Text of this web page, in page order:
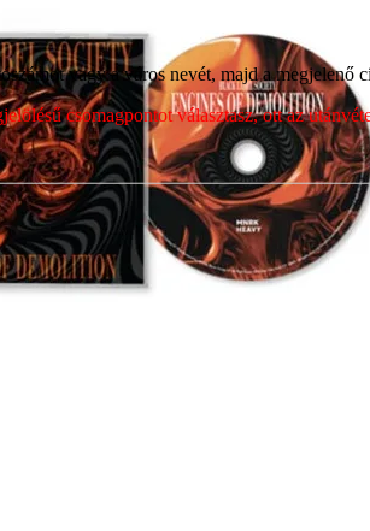
vagy a város nevét, majd a megjelenő
csomagpontot választasz, ott az